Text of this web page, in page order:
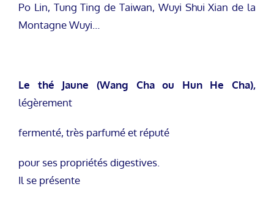
Po Lin, Tung Ting de Taiwan, Wuyi Shui Xian de la
Montagne Wuyi…
Le thé Jaune (Wang Cha ou Hun He Cha),
légèrement
fermenté, très parfumé et réputé
pour ses propriétés digestives.
Il se présente